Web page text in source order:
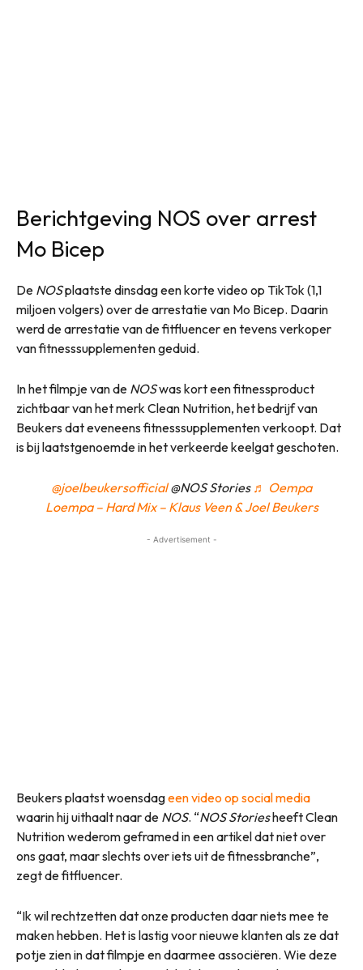
Berichtgeving NOS over arrest
Mo Bicep
De NOSplaatste dinsdag een korte video op TikTok (1,1
miljoen volgers) over de arrestatie van Mo Bicep. Daarin
werd de arrestatie van de fitfluencer en tevens verkoper
van fitnesssupplementen geduid.
In het filmpje van de NOSwas kort een fitnessproduct
zichtbaar van het merk Clean Nutrition, het bedrijf van
Beukers dat eveneens fitnesssupplementen verkoopt. Dat
is bij laatstgenoemde in het verkeerde keelgat geschoten.
@joelbeukersofficial@NOS Stories ♬ Oempa
Loempa – Hard Mix – Klaus Veen & Joel Beukers
- Advertisement -
Beukers plaatst woensdageen video op social media
waarin hij uithaalt naar de NOS. “NOS Storiesheeft Clean
Nutrition wederom geframed in een artikel dat niet over
ons gaat, maar slechts over iets uit de fitnessbranche”,
zegt de fitfluencer.
“Ik wil rechtzetten dat onze producten daar niets mee te
maken hebben. Het is lastig voor nieuwe klanten als ze dat
potje zien in dat filmpje en daarmee associëren. Wie deze